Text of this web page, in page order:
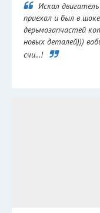
Искал
приехал и был в
дерьмозапчастей
новых деталей)))
счи...!